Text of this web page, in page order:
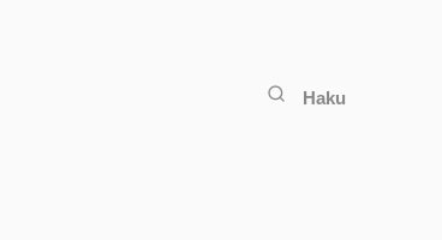
Haku